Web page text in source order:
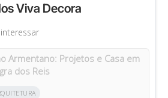
Viva Decora
Armentano: Projetos e Casa em
dos Reis